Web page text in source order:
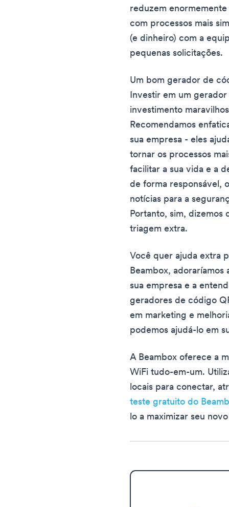
reduzem
com processos mais
(e dinheiro) com a
pequenas solicitações.
Um bom gerador de
Investir em um
investimento
Recomendamos
sua empresa - eles
tornar os processos
facilitar a sua vida e a
de forma responsável,
notícias para a
Portanto, sim, dizemos
triagem extra.
Você quer ajuda extra
Beambox,
sua empresa e a
geradores de código
em marketing e
podemos ajudá-lo em
A Beambox oferece a
WiFi tudo-em-um.
locais para conectar,
teste gratuito do
lo a maximizar seu